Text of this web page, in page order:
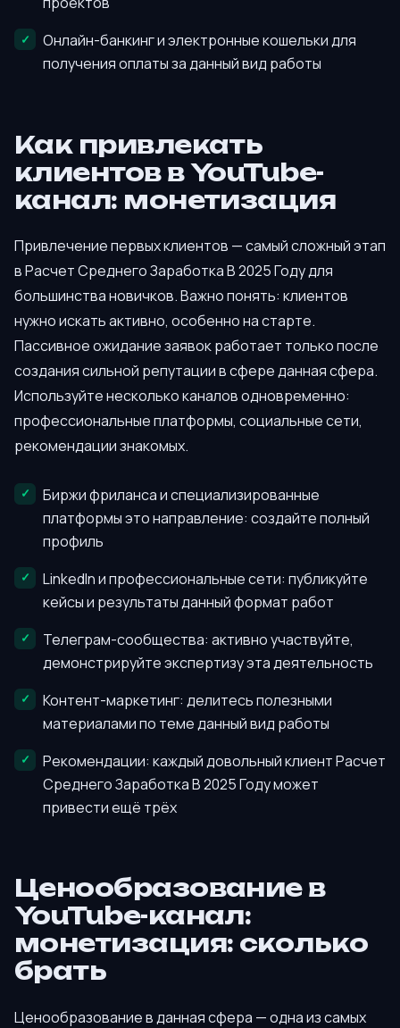
Онлайн-банкинг и электронные кошельки для
получения оплаты за данный вид работы
Как привлекать
клиентов в YouTube-
канал: монетизация
Привлечение первых клиентов — самый сложный этап
в Расчет Среднего Заработка В 2025 Году для
большинства новичков. Важно понять: клиентов
нужно искать активно, особенно на старте.
Пассивное ожидание заявок работает только после
создания сильной репутации в сфере данная сфера.
Используйте несколько каналов одновременно:
профессиональные платформы, социальные сети,
рекомендации знакомых.
Биржи фриланса и специализированные
платформы это направление: создайте полный
профиль
LinkedIn и профессиональные сети: публикуйте
кейсы и результаты данный формат работ
Телеграм-сообщества: активно участвуйте,
демонстрируйте экспертизу эта деятельность
Контент-маркетинг: делитесь полезными
материалами по теме данный вид работы
Рекомендации: каждый довольный клиент Расчет
Среднего Заработка В 2025 Году может
привести ещё трёх
Ценообразование в
YouTube-канал:
монетизация: сколько
брать
Ценообразование в данная сфера — одна из самых